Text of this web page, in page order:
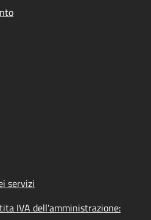
servizi
IVA dell'amministrazione: